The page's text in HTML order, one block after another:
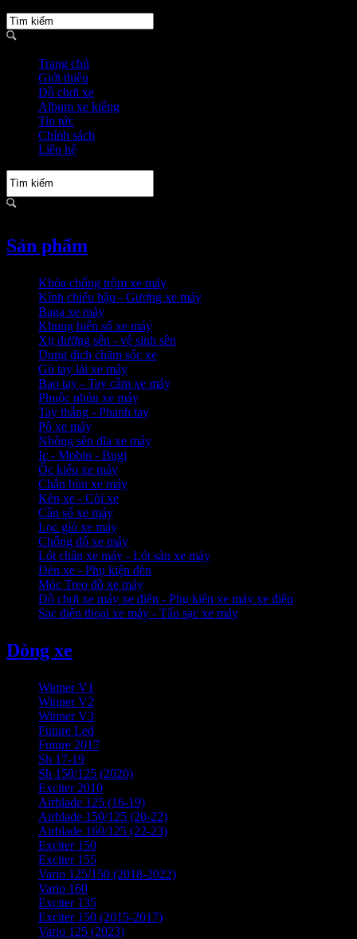
Trang chủ
Giới thiệu
Đồ chơi xe
Album xe kiểng
Tin tức
Chính sách
Liên hệ
Sản phẩm
Khóa chống trộm xe máy
Kính chiếu hậu - Gương xe máy
Baga xe máy
Khung biển số xe máy
Xịt dưỡng sên - vệ sinh sên
Dung dịch chăm sóc xe
Gù tay lái xe máy
Bao tay - Tay cầm xe máy
Phuộc nhún xe máy
Tay thắng - Phanh tay
Pô xe máy
Nhông sên dĩa xe máy
Ic - Mobin - Bugi
Ốc kiểu xe máy
Chắn bùn xe máy
Kèn xe - Còi xe
Cần số xe máy
Lọc gió xe máy
Chống đổ xe máy
Lót chân xe máy - Lót sàn xe máy
Đèn xe - Phụ kiện đèn
Móc Treo đồ xe máy
Đồ chơi xe máy xe điện - Phụ kiện xe máy xe điện
Sạc điện thoại xe máy - Tẩu sạc xe máy
Dòng xe
Winner V1
Winner V2
Winner V3
Future Led
Future 2017
Sh 17-19
Sh 150/125 (2020)
Exciter 2010
Airblade 125 (16-19)
Airblade 150/125 (20-22)
Airblade 160/125 (22-23)
Exciter 150
Exciter 155
Vario 125/150 (2018-2022)
Vario 160
Exciter 135
Exciter 150 (2015-2017)
Vario 125 (2023)